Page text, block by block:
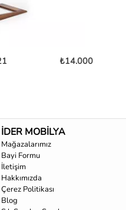
₺14.000
İDER MOBİLYA
Mağazalarımız
Bayi Formu
İletişim
Hakkımızda
Çerez Politikası
Blog